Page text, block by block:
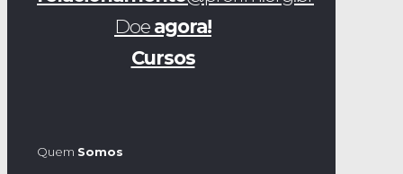
Doe agora!
Cursos
Quem Somos